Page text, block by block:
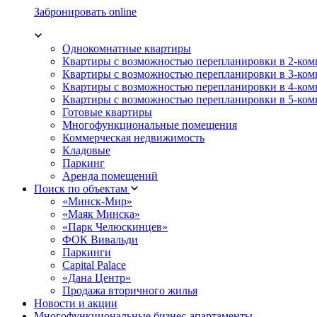
Забронировать online
Однокомнатные квартиры
Квартиры с возможностью перепланировки в 2-
Квартиры с возможностью перепланировки в 3-
Квартиры с возможностью перепланировки в 4-
Квартиры с возможностью перепланировки в 5-
Готовые квартиры
Многофункциональные помещения
Коммерческая недвижимость
Кладовые
Паркинг
Аренда помещений
Поиск по объектам
«Минск-Мир»
«Маяк Минска»
«Парк Челюскинцев»
ФОК Вивальди
Паркинги
Capital Palace
«Дана Центр»
Продажа вторичного жилья
Новости и акции